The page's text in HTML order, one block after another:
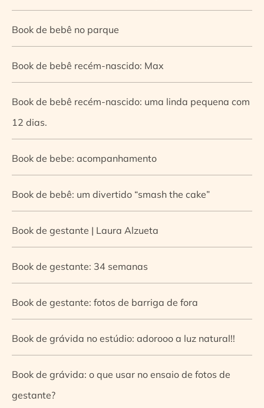
Book de bebê no parque
Book de bebê recém-nascido: Max
Book de bebê recém-nascido: uma linda pequena com
12 dias.
Book de bebe: acompanhamento
Book de bebê: um divertido “smash the cake”
Book de gestante | Laura Alzueta
Book de gestante: 34 semanas
Book de gestante: fotos de barriga de fora
Book de grávida no estúdio: adorooo a luz natural!!
Book de grávida: o que usar no ensaio de fotos de
gestante?